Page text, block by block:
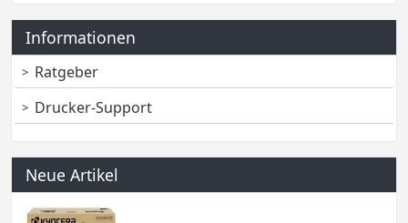
Informationen
Ratgeber
Drucker-Support
Neue Artikel